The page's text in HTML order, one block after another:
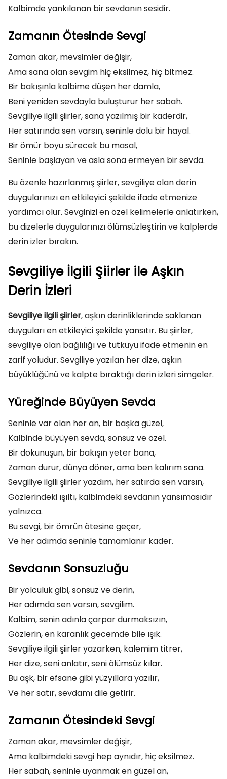
Kalbimde yankılanan bir sevdanın sesidir.
Zamanın Ötesinde Sevgi
Zaman akar, mevsimler değişir,
Ama sana olan sevgim hiç eksilmez, hiç bitmez.
Bir bakışınla kalbime düşen her damla,
Beni yeniden sevdayla buluşturur her sabah.
Sevgiliye ilgili şiirler, sana yazılmış bir kaderdir,
Her satırında sen varsın, seninle dolu bir hayal.
Bir ömür boyu sürecek bu masal,
Seninle başlayan ve asla sona ermeyen bir sevda.
Bu özenle hazırlanmış şiirler, sevgiliye olan derin
duygularınızı en etkileyici şekilde ifade etmenize
yardımcı olur. Sevginizi en özel kelimelerle anlatırken,
bu dizelerle duygularınızı ölümsüzleştirin ve kalplerde
derin izler bırakın.
Sevgiliye İlgili Şiirler ile Aşkın
Derin İzleri
Sevgiliye ilgili şiirler, aşkın derinliklerinde saklanan
duyguları en etkileyici şekilde yansıtır. Bu şiirler,
sevgiliye olan bağlılığı ve tutkuyu ifade etmenin en
zarif yoludur. Sevgiliye yazılan her dize, aşkın
büyüklüğünü ve kalpte bıraktığı derin izleri simgeler.
Yüreğinde Büyüyen Sevda
Seninle var olan her an, bir başka güzel,
Kalbinde büyüyen sevda, sonsuz ve özel.
Bir dokunuşun, bir bakışın yeter bana,
Zaman durur, dünya döner, ama ben kalırım sana.
Sevgiliye ilgili şiirler yazdım, her satırda sen varsın,
Gözlerindeki ışıltı, kalbimdeki sevdanın yansımasıdır
yalnızca.
Bu sevgi, bir ömrün ötesine geçer,
Ve her adımda seninle tamamlanır kader.
Sevdanın Sonsuzluğu
Bir yolculuk gibi, sonsuz ve derin,
Her adımda sen varsın, sevgilim.
Kalbim, senin adınla çarpar durmaksızın,
Gözlerin, en karanlık gecemde bile ışık.
Sevgiliye ilgili şiirler yazarken, kalemim titrer,
Her dize, seni anlatır, seni ölümsüz kılar.
Bu aşk, bir efsane gibi yüzyıllara yazılır,
Ve her satır, sevdamı dile getirir.
Zamanın Ötesindeki Sevgi
Zaman akar, mevsimler değişir,
Ama kalbimdeki sevgi hep aynıdır, hiç eksilmez.
Her sabah, seninle uyanmak en güzel an,